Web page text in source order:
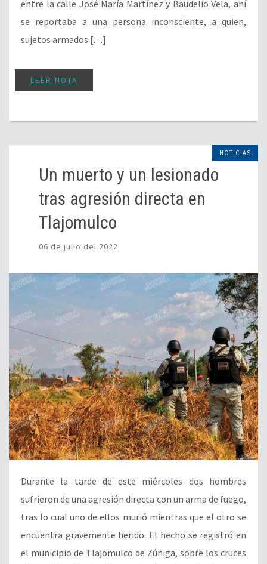
entre la calle José María Martínez y Baudelio Vela, ahí
se reportaba a una persona inconsciente, a quien,
sujetos armados […]
LEER NOTA
NOTICIAS
Un muerto y un lesionado
tras agresión directa en
Tlajomulco
06 de julio del 2022
Durante la tarde de este miércoles dos hombres
sufrieron de una agresión directa con un arma de fuego,
tras lo cual uno de ellos murió mientras que el otro se
encuentra gravemente herido. El hecho se registró en
el municipio de Tlajomulco de Zúñiga, sobre los cruces